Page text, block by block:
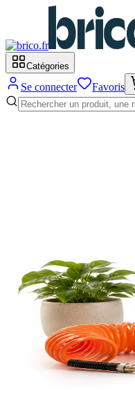
Catégories
Se connecter Favoris